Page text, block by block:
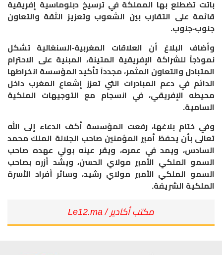
باتت تضطلع بها المملكة في ترسيخ دبلوماسية إفريقية
قائمة على التقارب بين الشعوب وتعزيز الثقة والتعاون
جنوب-جنوب.
وأضاف البلاغ أن العلاقات المغربية-السنغالية تشكل
نموذجاً للشراكة الإفريقية المتينة، المبنية على الاحترام
المتبادل والتعاون المثمر، مجدداً تأكيد المؤسسة انخراطها
الدائم في دعم المبادرات التي تعزز إشعاع المغرب داخل
محيطه الإفريقي، في انسجام مع التوجيهات الملكية
السامية.
وفي ختام بلاغها، رفعت المؤسسة أكف الدعاء إلى الله
تعالى بأن يحفظ أمير المؤمنين صاحب الجلالة الملك محمد
السادس، ويمد في عمره، ويقر عينه بولي عهده صاحب
السمو الملكي الأمير مولاي الحسن، ويشد أزره بصاحب
السمو الملكي الأمير مولاي رشيد، وسائر أفراد الأسرة
الملكية الشريفة.
مكتب أكادير / Le12.ma